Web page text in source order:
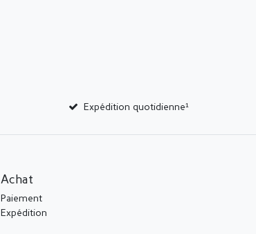
Expédition quotidienne¹
Achat
Paiement
Expédition